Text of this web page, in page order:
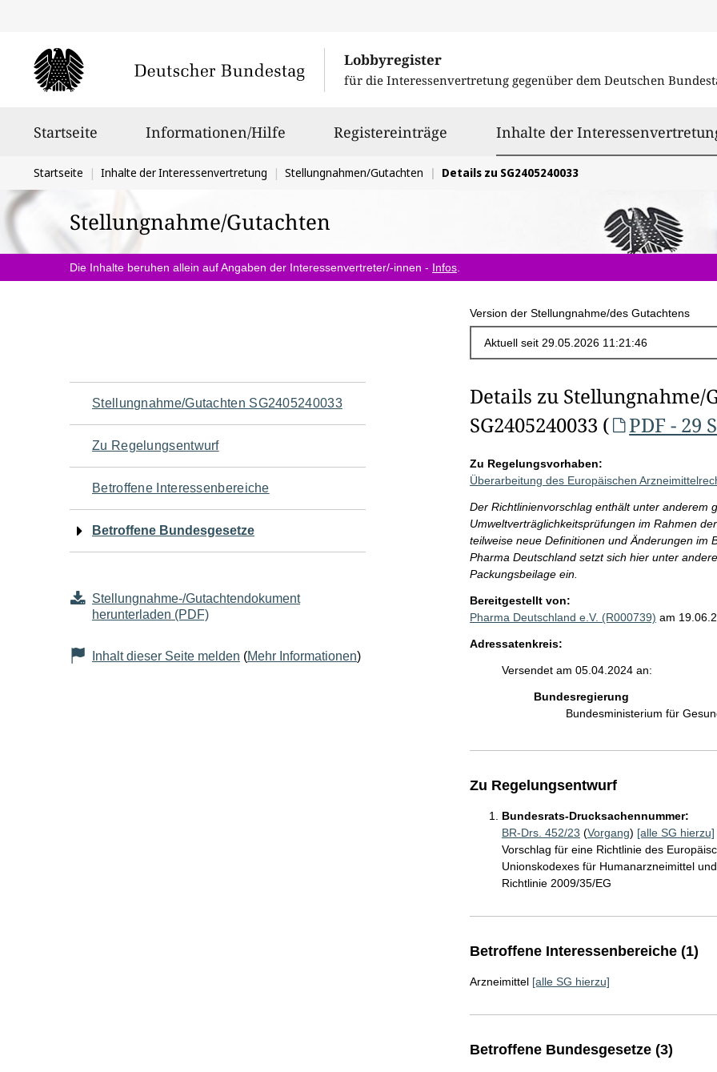
Lobbyregister
für die Interessenvertretung gegenüber dem Deutschen
Startseite Informationen/Hilfe Registereinträge Inhalte der
Sie
befinden
sich
hier:
Startseite Inhalte der Interessenvertretung Stellungnahmen/Gutachten Details zu SG2405240033
Stellungnahme/Gutachten
Die Inhalte beruhen allein auf Angaben der Interessenvertreter/-innen - Infos
Version der Stellungnahme/des Gutachtens
Navigation
für
den
Seiteninhalt
Stellungnahme/Gutachten SG2405240033
Zu Regelungsentwurf
Betroffene Interessenbereiche
Betroffene Bundesgesetze
Stellungnahme-/Gutachtendokument
herunterladen (PDF)
Inhalt dieser Seite melden (Mehr Informationen)
Details zu Stellungnahme/
SG2405240033 (
PDF - 29
Zu Regelungsvorhaben:
Überarbeitung des Europäischen
Der Richtlinienvorschlag enthält unter anderem
Umweltverträglichkeitsprüfungen im Rahmen
teilweise neue Definitionen und Änderungen im
Pharma Deutschland setzt sich hier unter
Packungsbeilage ein.
Bereitgestellt von:
Pharma Deutschland e.V. (R000739) am
Adressatenkreis:
Versendet am 05.04.2024 an:
Bundesregierung
Bundesministerium für
Zu Regelungsentwurf
Bundesrats-Drucksachennummer:
BR-Drs. 452/23 (Vorgang) [alle SG hierzu]
Vorschlag für eine Richtlinie des
Unionskodexes für Humanarzneimittel
Richtlinie 2009/35/EG
Betroffene Interessenbereiche (1)
Arzneimittel [alle SG hierzu]
Betroffene Bundesgesetze (3)